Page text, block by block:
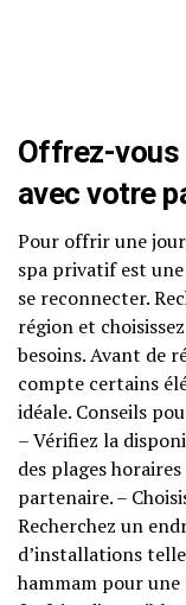
Offrez-vous
avec votre
Pour offrir une
spa privatif est
se reconnecter.
région et
besoins. Avant de
compte certains
idéale. Conseils
– Vérifiez la
des plages
partenaire. –
Recherchez un
d’installations
hammam pour une